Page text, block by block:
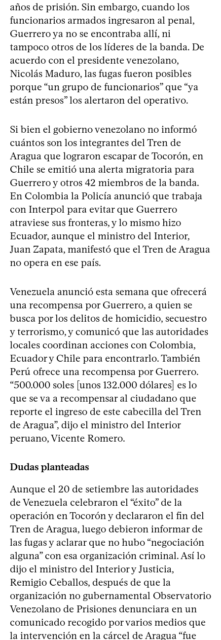
años de prisión. Sin embargo, cuando los
funcionarios armados ingresaron al penal,
Guerrero ya no se encontraba allí, ni
tampoco otros de los líderes de la banda. De
acuerdo con el presidente venezolano,
Nicolás Maduro, las fugas fueron posibles
porque “un grupo de funcionarios” que “ya
están presos” los alertaron del operativo.
Si bien el gobierno venezolano no informó
cuántos son los integrantes del Tren de
Aragua que lograron escapar de Tocorón, en
Chile se emitió una alerta migratoria para
Guerrero y otros 42 miembros de la banda.
En Colombia la Policía anunció que trabaja
con Interpol para evitar que Guerrero
atraviese sus fronteras, y lo mismo hizo
Ecuador, aunque el ministro del Interior,
Juan Zapata, manifestó que el Tren de Aragua
no opera en ese país.
Venezuela anunció esta semana que ofrecerá
una recompensa por Guerrero, a quien se
busca por los delitos de homicidio, secuestro
y terrorismo, y comunicó que las autoridades
locales coordinan acciones con Colombia,
Ecuador y Chile para encontrarlo. También
Perú ofrece una recompensa por Guerrero.
“500.000 soles [unos 132.000 dólares] es lo
que se va a recompensar al ciudadano que
reporte el ingreso de este cabecilla del Tren
de Aragua”, dijo el ministro del Interior
peruano, Vicente Romero.
Dudas planteadas
Aunque el 20 de setiembre las autoridades
de Venezuela celebraron el “éxito” de la
operación en Tocorón y declararon el fin del
Tren de Aragua, luego debieron informar de
las fugas y aclarar que no hubo “negociación
alguna” con esa organización criminal. Así lo
dijo el ministro del Interior y Justicia,
Remigio Ceballos, después de que la
organización no gubernamental Observatorio
Venezolano de Prisiones denunciara en un
comunicado recogido por varios medios que
la intervención en la cárcel de Aragua “fue